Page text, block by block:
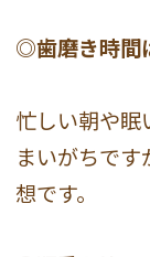
◎歯磨き時間
忙しい朝や眠
まいがちで
想です。